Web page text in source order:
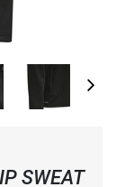
SWEAT